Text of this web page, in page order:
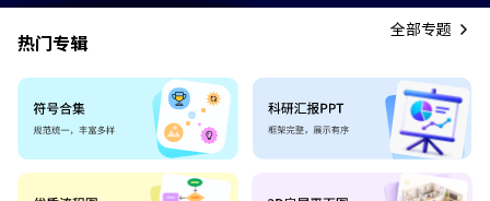
热门专辑
全部专题